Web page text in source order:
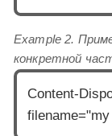
Example 2.
конкретной
Content-